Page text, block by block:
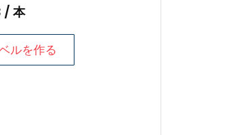
/ 本
ルを作る